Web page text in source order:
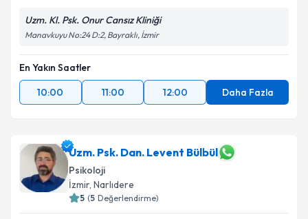
Uzm. Kl. Psk. Onur Cansız Kliniği
Manavkuyu No:24 D:2, Bayraklı, İzmir
En Yakın Saatler
10:00
11:00 12:00 Daha Fazla
Uzm. Psk. Dan. Levent Bülbül
Psikoloji
İzmir, Narlıdere
5 (5 Değerlendirme)